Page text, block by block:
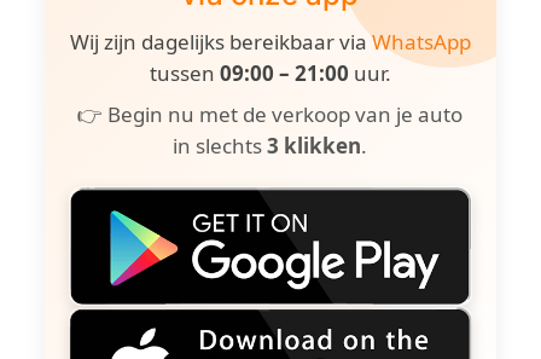
Wij zijn dagelijks bereikbaar viaWhatsApp
tussen 09:00 – 21:00 uur.
👉 Begin nu met de verkoop van je auto
in slechts3 klikken.